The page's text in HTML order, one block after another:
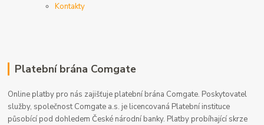
Kontakty
Platební brána Comgate
Online platby pro nás zajišťuje platební brána Comgate. Poskytovatel
služby, společnost Comgate a.s. je licencovaná Platební instituce
působící pod dohledem České národní banky. Platby probíhající skrze